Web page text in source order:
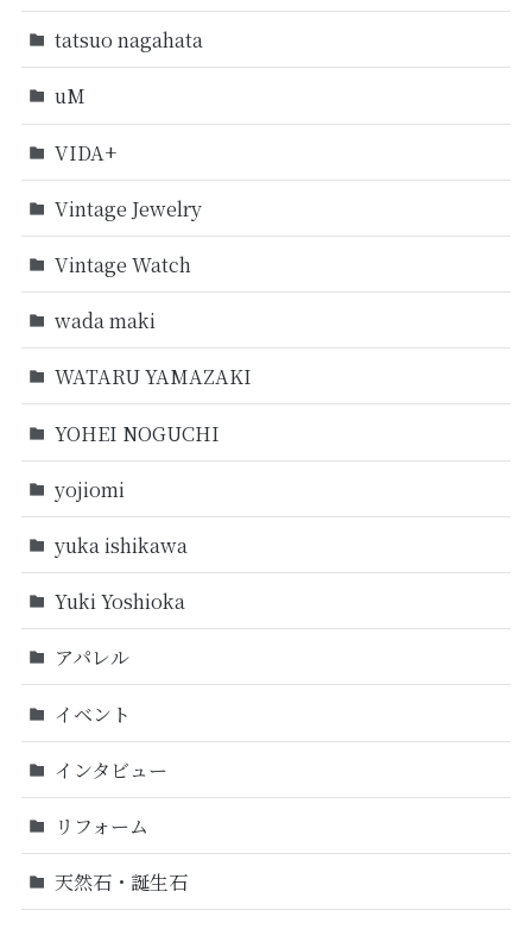
tatsuo nagahata
uM
VIDA+
Vintage Jewelry
Vintage Watch
wada maki
WATARU YAMAZAKI
YOHEI NOGUCHI
yojiomi
yuka ishikawa
Yuki Yoshioka
アパレル
イベント
インタビュー
リフォーム
天然石・誕生石